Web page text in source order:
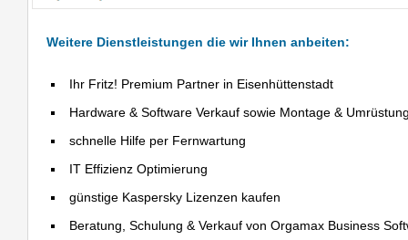
Weitere Dienstleistungen die wir Ihnen anbeiten:
Ihr Fritz! Premium Partner in Eisenhüttenstadt
Hardware & Software Verkauf sowie Montage &
schnelle Hilfe per Fernwartung
IT Effizienz Optimierung
günstige Kaspersky Lizenzen kaufen
Beratung, Schulung & Verkauf von Orgamax Business